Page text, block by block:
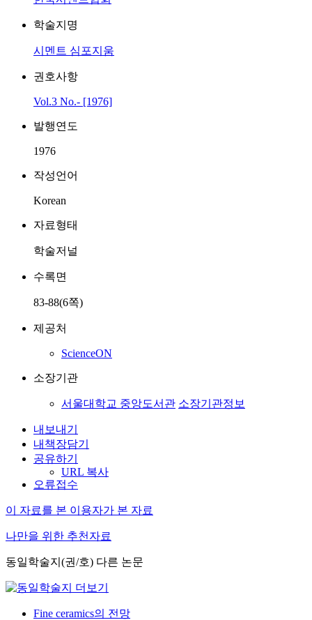
학술지명
시멘트 심포지움
권호사항
Vol.3 No.- [1976]
발행연도
1976
작성언어
Korean
자료형태
학술저널
수록면
83-88(6쪽)
제공처
ScienceON
소장기관
서울대학교 중앙도서관 소장기관정보
내보내기
내책장담기
공유하기
URL 복사
오류접수
이 자료를 본 이용자가 본 자료
나만을 위한 추천자료
동일학술지(권/호) 다른 논문
Fine ceramics의 전망